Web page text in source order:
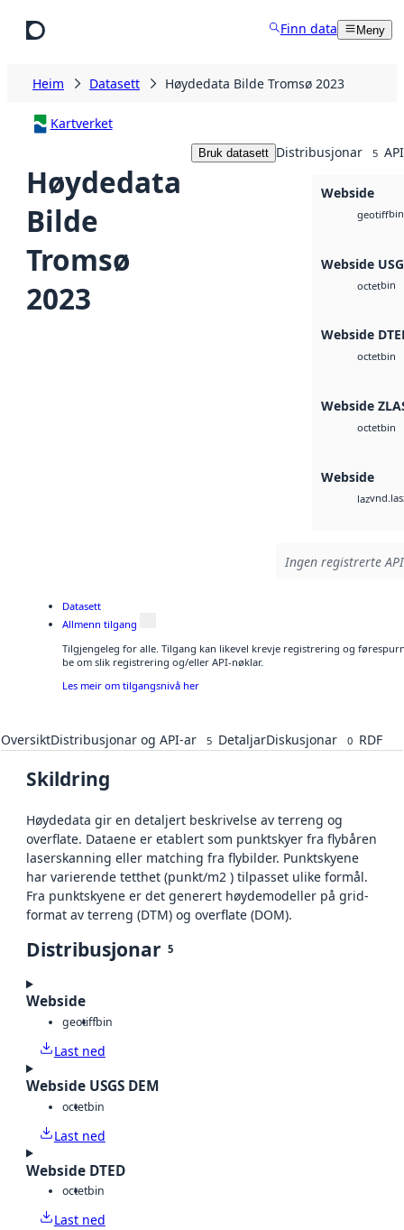
Finn data Meny
Heim Datasett Høydedata Bilde Tromsø 2023
Kartverket
Høydedata
Bilde
Tromsø
2023
Bruk datasett Distribusjonar 5
Webside
geotiffbin
Webside
octetbin
Webside
octetbin
Webside
octetbin
Webside
laz
Ingen registrerte
Datasett
Allmenn tilgang
Tilgjengeleg for alle. Tilgang kan likevel krevje registrering og
be om slik registrering og/eller API-nøklar.
Les meir om tilgangsnivå her
OversiktDistribusjonar og API-ar 5 DetaljarDiskusjonar 0 RDF
Skildring
Høydedata gir en detaljert beskrivelse av terreng og
overflate. Dataene er etablert som punktskyer fra flybåren
laserskanning eller matching fra flybilder. Punktskyene
har varierende tetthet (punkt/m2 ) tilpasset ulike formål.
Fra punktskyene er det generert høydemodeller på grid-
format av terreng (DTM) og overflate (DOM).
Distribusjonar 5
Webside
geotiffbin
Last ned
Webside USGS DEM
octetbin
Last ned
Webside DTED
octetbin
Last ned